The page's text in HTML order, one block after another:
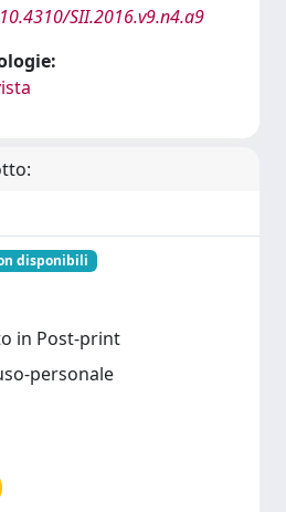
SII.2016.v9.n4.a9
disponibili
in Post-print
personale